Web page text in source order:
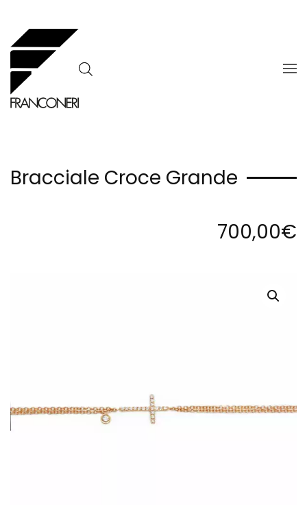
Skip to main content
Bracciale Croce Grande
700,00€